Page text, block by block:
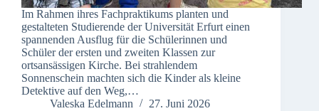
Im Rahmen ihres Fachpraktikums planten und
gestalteten Studierende der Universität Erfurt einen
spannenden Ausflug für die Schülerinnen und
Schüler der ersten und zweiten Klassen zur
ortsansässigen Kirche. Bei strahlendem
Sonnenschein machten sich die Kinder als kleine
Detektive auf den Weg,…
Valeska Edelmann
27. Juni 2026